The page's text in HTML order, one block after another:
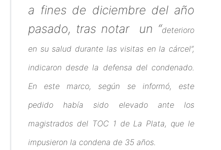
a fines de diciembre del año
pasado, tras notar un “deterioro
en su salud durante las visitas en la cárcel”,
indicaron desde la defensa del condenado.
En este marco, según se informó, este
pedido había sido elevado ante los
magistrados del TOC 1 de La Plata, que le
impusieron la condena de 35 años.